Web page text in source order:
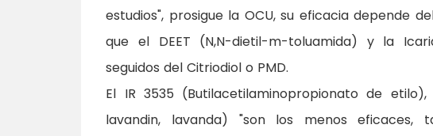
estudios", prosigue la OCU, su eficacia depende
que el DEET (N,N-dietil-m-toluamida) y la
seguidos del Citriodiol o PMD.
El IR 3535 (Butilacetilaminopropionato de
lavandin, lavanda) "son los menos eficaces,